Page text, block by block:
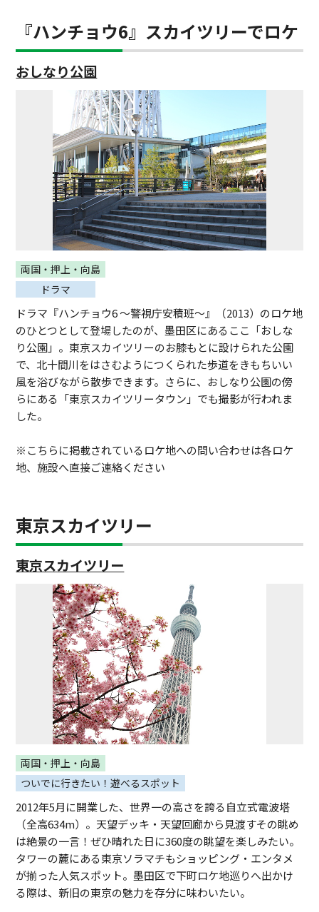
『ハンチョウ6』スカイツリーでロケ
おしなり公園
両国・押上・向島
ドラマ
ドラマ『ハンチョウ6 〜警視庁安積班〜』（2013）のロケ地
のひとつとして登場したのが、墨田区にあるここ「おしな
り公園」。東京スカイツリーのお膝もとに設けられた公園
で、北十間川をはさむようにつくられた歩道をきもちいい
風を浴びながら散歩できます。さらに、おしなり公園の傍
らにある「東京スカイツリータウン」でも撮影が行われま
した。
※こちらに掲載されているロケ地への問い合わせは各ロケ
地、施設へ直接ご連絡ください
東京スカイツリー
東京スカイツリー
両国・押上・向島
ついでに行きたい！遊べるスポット
2012年5月に開業した、世界一の高さを誇る自立式電波塔
（全高634m）。天望デッキ・天望回廊から見渡すその眺め
は絶景の一言！ぜひ晴れた日に360度の眺望を楽しみたい。
タワーの麓にある東京ソラマチもショッピング・エンタメ
が揃った人気スポット。墨田区で下町ロケ地巡りへ出かけ
る際は、新旧の東京の魅力を存分に味わいたい。